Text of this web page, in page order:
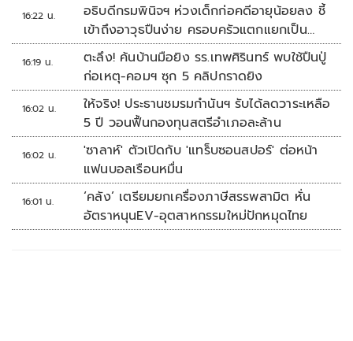
16:22 น.
อธิบดีกรมพินิจฯ ห่วงเด็กก่อคดีอายุน้อยลง ชี้
เข้าถึงอาวุธปืนง่าย ครอบครัวแตกแยกเป็น
ชนวนสำคัญ
16:19 น.
ตะลึง! ค้นบ้านมือยิง รร.เทพศิรินทร์ พบใช้ปืนปู่
ก่อเหตุ-คอมฯ ซุก 5 คลิปกราดยิง
16:02 น.
ให้จริง! ประธานชมรมกำนันฯ รับได้ลดวาระเหลือ
5 ปี วอนฟื้นกองทุนสตรีอำเภอละล้าน
16:02 น.
'ซาลาห์' ตัวเปิดกับ 'แทร็บซอนสปอร์' ต่อหน้า
แฟนบอลเรือนหมื่น
16:01 น.
‘คลัง’ เตรียมยกเครื่องภาษีสรรพสามิต หั่น
อัตราหนุนEV-อุตสาหกรรมใหม่ปักหมุดไทย